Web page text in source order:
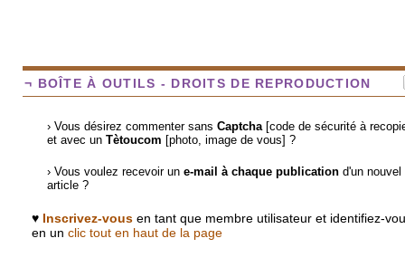
¬ BOÎTE À OUTILS - DROITS DE REPRODUCTION
› Vous désirez commenter sans Captcha [code de sécurité à
et avec un Tètoucom [photo, image de vous] ?
› Vous voulez recevoir un e-mail à chaque publication d'un nouvel
article ?
♥ Inscrivez-vous en tant que membre utilisateur et identifiez-
en un clic tout en haut de la page